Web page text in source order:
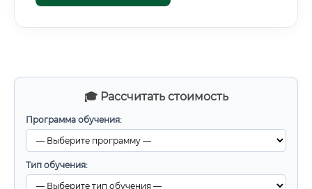
🎓 Рассчитать стоимость
Программа обучения:
Тип обучения: